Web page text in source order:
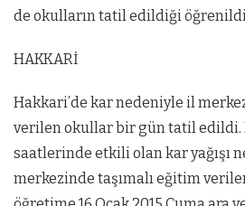
de okulların tatil edildiği
HAKKARİ
Hakkari’de kar nedeniyle il
verilen okullar bir gün tatil edildi.
saatlerinde etkili olan kar yağışı
merkezinde taşımalı eğitim